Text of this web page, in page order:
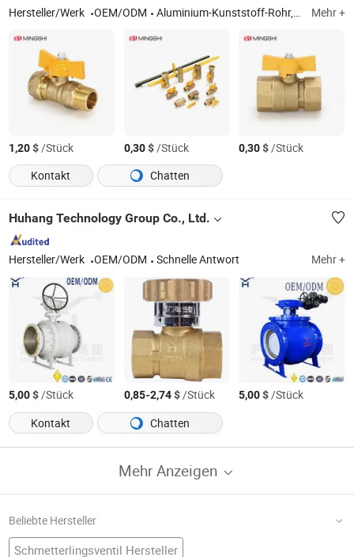
Hersteller/Werk OEM/ODM Aluminium-Kunststoff-Rohr, PEX-b-Rohr, PPR-Rohr, PPR-Fitting, Messingfitting, Verteiler, Ventil Mehr +
1,20$/Stück 0,30$/Stück 0,30$/Stück
Kontakt
Chatten
Huhang Technology Group Co., Ltd.
Hersteller/Werk OEM/ODM Schnelle Antwort Mehr +
5,00$/Stück 0,85-2,74$/Stück 5,00$/Stück
Kontakt
Chatten
Mehr Anzeigen
Beliebte Hersteller
Schmetterlingsventil Hersteller